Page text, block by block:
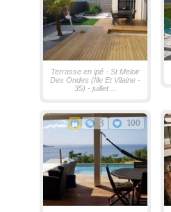
Terrasse en ipé - St Meloir
Des Ondes (Ille Et Vilaine -
35) - juillet ...
3 100